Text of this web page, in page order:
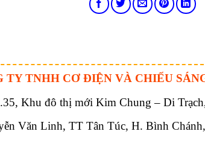
TY TNHH CƠ ĐIỆN VÀ CHIẾU
Khu đô thị mới Kim Chung – Di
Văn Linh, TT Tân Túc, H. Bình